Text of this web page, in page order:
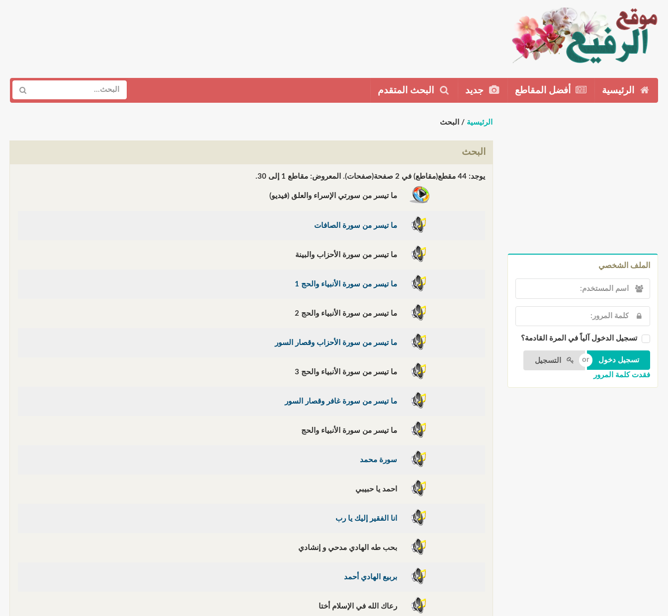
الرئيسية أفضل المقاطع جديد البحث المتقدم
الملف الشخصي
تسجيل الدخول آلياً في المرة القادمة؟
التسجيل
فقدت كلمة المرور
الرئيسية / البحث
البحث
يوجد: 44 مقطع(مقاطع) في 2 صفحة(صفحات). المعروض: مقاطع 1 إلى 30.
ما تيسر من سورتي الإسراء والعلق (فيديو)
ما تيسر من سورة الصافات
ما تيسر من سورة الأحزاب والبينة
ما تيسر من سورة الأنبياء والحج 1
ما تيسر من سورة الأنبياء والحج 2
ما تيسر من سورة الأحزاب وقصار السور
ما تيسر من سورة الأنبياء والحج 3
ما تيسر من سورة غافر وقصار السور
ما تيسر من سورة الأنبياء والحج
سورة محمد
احمد يا حبيبي
انا الفقير إليك يا رب
بحب طه الهادي مدحي و إنشادي
بربيع الهادي أحمد
رعاك الله في الإسلام أختا